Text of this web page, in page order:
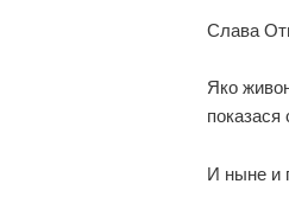
Слава
Яко
И ныне и